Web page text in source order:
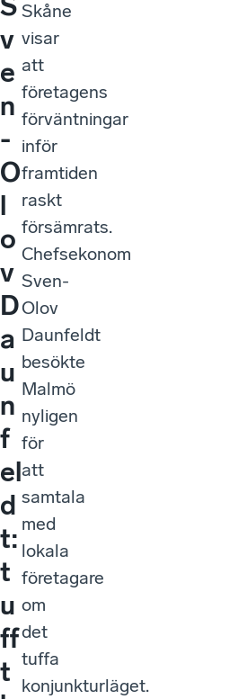
v
e
n
-
O
l
o
v
D
a
u
n
f
el
d
t:
t
u
ff
t
Skåne
visar
att
företagens
förväntningar
inför
framtiden
raskt
försämrats.
Chefsekonom
Sven-
Olov
Daunfeldt
besökte
Malmö
nyligen
för
att
samtala
med
lokala
företagare
om
det
tuffa
konjunkturläget.